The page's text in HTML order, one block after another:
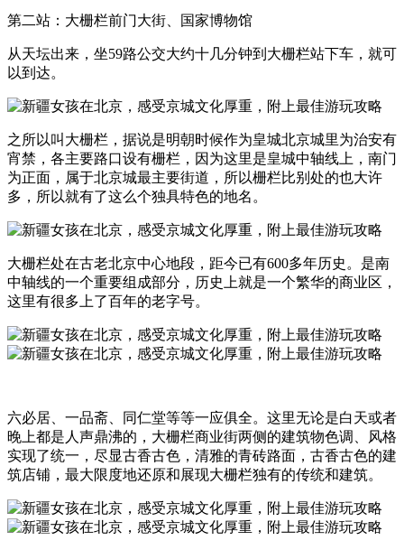
第二站：大栅栏前门大街、国家博物馆
从天坛出来，坐59路公交大约十几分钟到大栅栏站下车，就可
以到达。
之所以叫大栅栏，据说是明朝时候作为皇城北京城里为治安有
宵禁，各主要路口设有栅栏，因为这里是皇城中轴线上，南门
为正面，属于北京城最主要街道，所以栅栏比别处的也大许
多，所以就有了这么个独具特色的地名。
大栅栏处在古老北京中心地段，距今已有600多年历史。是南
中轴线的一个重要组成部分，历史上就是一个繁华的商业区，
这里有很多上了百年的老字号。
六必居、一品斋、同仁堂等等一应俱全。这里无论是白天或者
晚上都是人声鼎沸的，大栅栏商业街两侧的建筑物色调、风格
实现了统一，尽显古香古色，清雅的青砖路面，古香古色的建
筑店铺，最大限度地还原和展现大栅栏独有的传统和建筑。